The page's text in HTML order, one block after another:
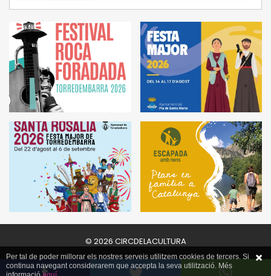
© 2026 CIRCDELACULTURA
Per tal de poder millorar els nostres serveis utilitzem cookies de tercers. Si
continua navegant considerarem que accepta la seva utilització. Més